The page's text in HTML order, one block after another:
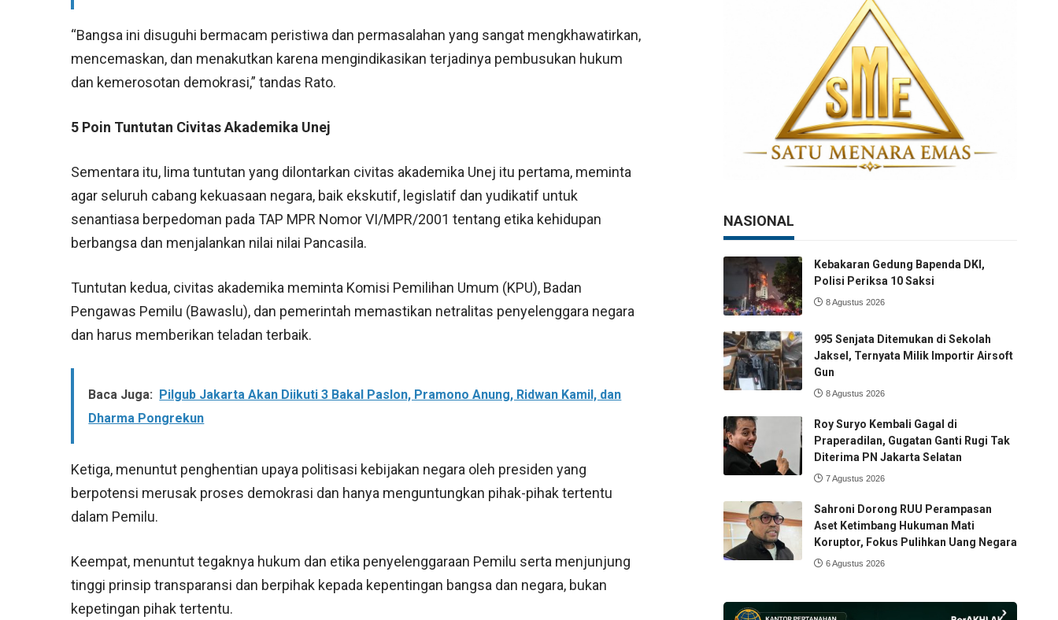
“Bangsa ini disuguhi bermacam peristiwa dan permasalahan yang sangat mengkhawatirkan,
mencemaskan, dan menakutkan karena mengindikasikan terjadinya pembusukan hukum
dan kemerosotan demokrasi,” tandas Rato.
5 Poin Tuntutan Civitas Akademika Unej
Sementara itu, lima tuntutan yang dilontarkan civitas akademika Unej itu pertama, meminta
agar seluruh cabang kekuasaan negara, baik ekskutif, legislatif dan yudikatif untuk
senantiasa berpedoman pada TAP MPR Nomor VI/MPR/2001 tentang etika kehidupan
berbangsa dan menjalankan nilai nilai Pancasila.
Tuntutan kedua, civitas akademika meminta Komisi Pemilihan Umum (KPU), Badan
Pengawas Pemilu (Bawaslu), dan pemerintah memastikan netralitas penyelenggara negara
dan harus memberikan teladan terbaik.
Baca Juga:
Pilgub Jakarta Akan Diikuti 3 Bakal Paslon, Pramono Anung, Ridwan Kamil, dan
Dharma Pongrekun
Ketiga, menuntut penghentian upaya politisasi kebijakan negara oleh presiden yang
berpotensi merusak proses demokrasi dan hanya menguntungkan pihak-pihak tertentu
dalam Pemilu.
Keempat, menuntut tegaknya hukum dan etika penyelenggaraan Pemilu serta menjunjung
tinggi prinsip transparansi dan berpihak kepada kepentingan bangsa dan negara, bukan
kepetingan pihak tertentu.
NASIONAL
Kebakaran Gedung Bapenda DKI,
Polisi Periksa 10 Saksi
8 Agustus 2026
995 Senjata Ditemukan di Sekolah
Jaksel, Ternyata Milik Importir Airsoft
Gun
8 Agustus 2026
Roy Suryo Kembali Gagal di
Praperadilan, Gugatan Ganti Rugi Tak
Diterima PN Jakarta Selatan
7 Agustus 2026
Sahroni Dorong RUU Perampasan
Aset Ketimbang Hukuman Mati
Koruptor, Fokus Pulihkan Uang Negara
6 Agustus 2026